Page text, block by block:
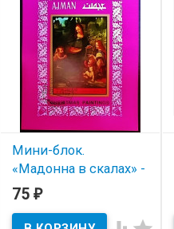
Мини-блок.
«Мадонна в скалах» -
Леонардо да Винчи.
75 ₽